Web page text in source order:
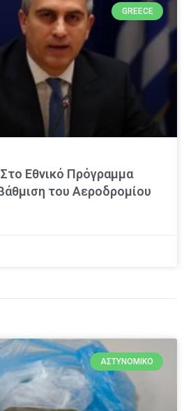
GREECE
Εθνικό Πρόγραμμα
του Αεροδρομίου
ΑΣΤΥΝΟΜΙΚΌ